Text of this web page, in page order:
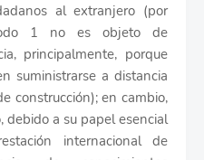
al extranjero (por
1 no es objeto de
principalmente, porque
suministrarse a distancia
construcción); en cambio,
debido a su papel esencial
internacional de